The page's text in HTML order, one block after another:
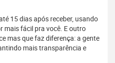
15 dias após receber, usando
mais fácil pra você. E outro
mas que faz diferença: a gente
mais transparência e